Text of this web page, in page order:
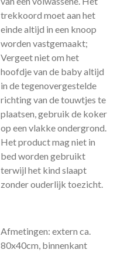
trekkoord moet aan het
einde altijd in een knoop
worden vastgemaakt;
Vergeet niet om het
hoofdje van de baby altijd
in de tegenovergestelde
richting van de touwtjes te
plaatsen, gebruik de koker
op een vlakke ondergrond.
Het product mag niet in
bed worden gebruikt
terwijl het kind slaapt
zonder ouderlijk toezicht.
Afmetingen: extern ca.
80x40cm, binnenkant